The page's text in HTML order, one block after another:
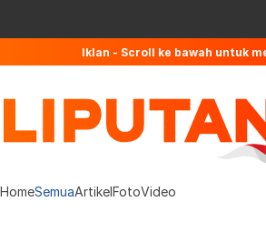
Iklan - Scroll ke bawah untuk
HomeSemuaArtikelFotoVideo